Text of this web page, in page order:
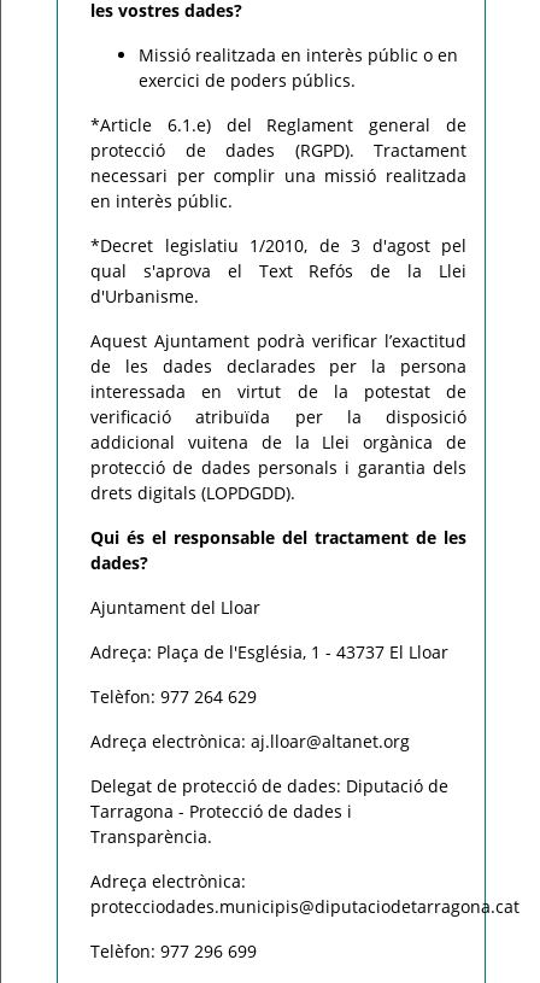
les vostres dades?
Missió realitzada en interès públic o en
exercici de poders públics.
*Article 6.1.e) del Reglament general de
protecció de dades (RGPD). Tractament
necessari per complir una missió realitzada
en interès públic.
*Decret legislatiu 1/2010, de 3 d'agost pel
qual s'aprova el Text Refós de la Llei
d'Urbanisme.
Aquest Ajuntament podrà verificar l’exactitud
de les dades declarades per la persona
interessada en virtut de la potestat de
verificació atribuïda per la disposició
addicional vuitena de la Llei orgànica de
protecció de dades personals i garantia dels
drets digitals (LOPDGDD).
Qui és el responsable del tractament de les
dades?
Ajuntament del Lloar
Adreça: Plaça de l'Església, 1 - 43737 El Lloar
Telèfon: 977 264 629
Adreça electrònica: aj.lloar@altanet.org
Delegat de protecció de dades: Diputació de
Tarragona - Protecció de dades i
Transparència.
Adreça electrònica:
protecciodades.municipis@diputaciodetarragona.cat
Telèfon: 977 296 699